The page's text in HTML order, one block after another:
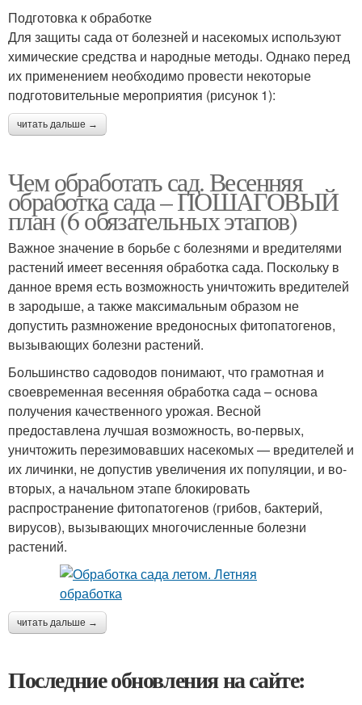
Подготовка к обработке
Для защиты сада от болезней и насекомых используют
химические средства и народные методы. Однако перед
их применением необходимо провести некоторые
подготовительные мероприятия (рисунок 1):
читать дальше →
Чем обработать сад. Весенняя
обработка сада – ПОШАГОВЫЙ
план (6 обязательных этапов)
Важное значение в борьбе с болезнями и вредителями
растений имеет весенняя обработка сада. Поскольку в
данное время есть возможность уничтожить вредителей
в зародыше, а также максимальным образом не
допустить размножение вредоносных фитопатогенов,
вызывающих болезни растений.
Большинство садоводов понимают, что грамотная и
своевременная весенняя обработка сада – основа
получения качественного урожая. Весной
предоставлена лучшая возможность, во-первых,
уничтожить перезимовавших насекомых — вредителей и
их личинки, не допустив увеличения их популяции, и во-
вторых, а начальном этапе блокировать
распространение фитопатогенов (грибов, бактерий,
вирусов), вызывающих многочисленные болезни
растений.
читать дальше →
Последние обновления на сайте: